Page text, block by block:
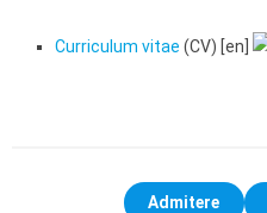
Curriculum vitae (CV) [en]
Admitere